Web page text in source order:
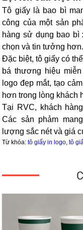
Tô giấy là bao bì
công của một sản
hàng sử dụng bao
chọn và tin tưởng hơn.
Đặc biệt, tô giấy có
bá thương hiệu
logo đẹp mắt, tạo
hơn trong lòng khách
Tại RVC, khách
Các sản phảm
lượng sắc nét và giá
Từ khóa:tô giấy in logo,tô